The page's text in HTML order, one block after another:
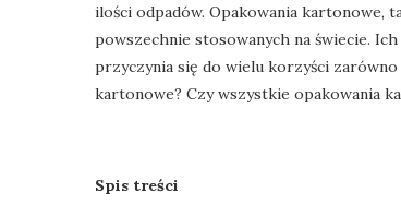
ilości odpadów. Opakowania kartonowe,
powszechnie stosowanych na świecie.
przyczynia się do wielu korzyści
kartonowe? Czy wszystkie opakowania
Spis treści